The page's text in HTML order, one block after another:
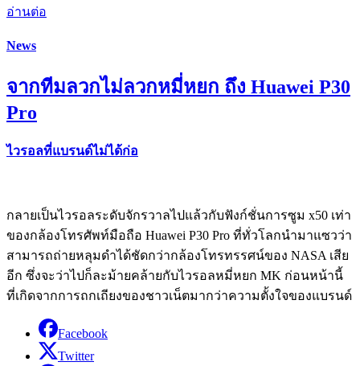
อ่านต่อ
News
จากทีมลวกไม่ลวกหมี่หยก ถึง Huawei P30
Pro
ไวรอลที่แบรนด์ไม่ได้ก่อ
กลายเป็นไวรอลระดับจักรวาลไปแล้วกับฟังก์ชั่นการซูม x50 เท่า
ของกล้องโทรศัพท์มือถือ Huawei P30 Pro ที่ทั่วโลกนำมาแซวว่า
สามารถถ่ายหลุมดำได้ชัดกว่ากล้องโทรทรรศน์ของ NASA เสีย
อีก ซึ่งจะว่าไปก็ละม้ายคล้ายกับไวรอลหมี่หยก MK ก่อนหน้านี้
ที่เกิดจากการถกเถียงของชาวเน็ตมากว่าความตั้งใจของแบรนด์
Facebook
Twitter